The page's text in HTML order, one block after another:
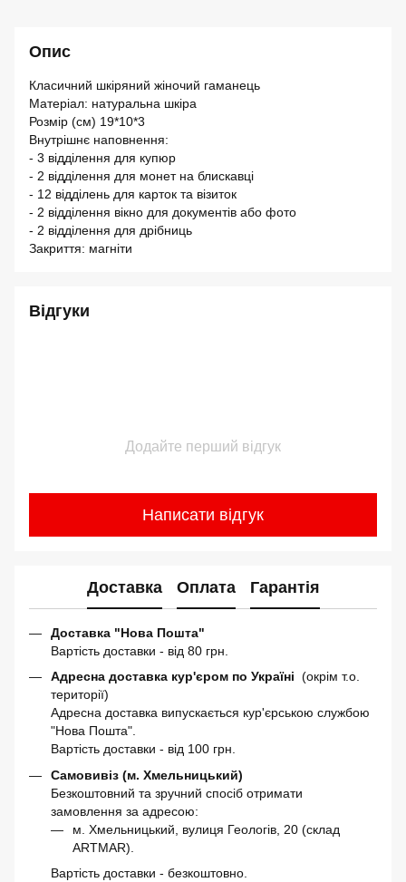
Опис
Класичний шкіряний жіночий гаманець
Матеріал: натуральна шкіра
Розмір (см) 19*10*3
Внутрішнє наповнення:
- 3 відділення для купюр
- 2 відділення для монет на блискавці
- 12 відділень для карток та візиток
- 2 відділення вікно для документів або фото
- 2 відділення для дрібниць
Закриття: магніти
Відгуки
Додайте перший відгук
Написати відгук
Доставка Оплата Гарантія
Доставка "Нова Пошта"
Вартість доставки - від 80 грн.
Адресна доставка кур'єром по Україні (окрім т.о.
території)
Адресна доставка випускається кур'єрською службою
"Нова Пошта".
Вартість доставки - від 100 грн.
Самовивіз (м. Хмельницький)
Безкоштовний та зручний спосіб отримати
замовлення за адресою:
м. Хмельницький, вулиця Геологів, 20 (склад
ARTMAR).
Вартість доставки - безкоштовно.